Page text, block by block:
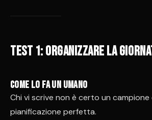
Test 1: organizzare la
Come lo fa un umano
Chi vi scrive non è certo un campione
pianificazione perfetta.